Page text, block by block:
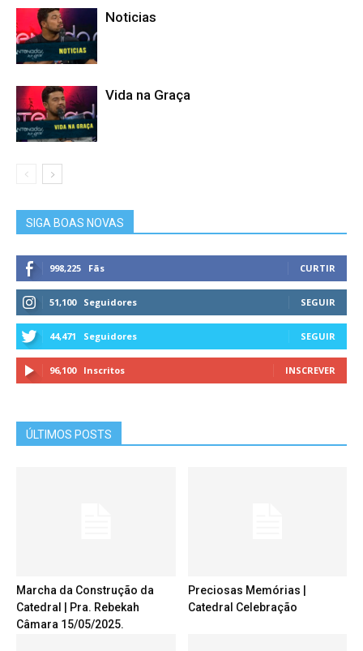
Noticias
Vida na Graça
SIGA BOAS NOVAS
998,225 Fãs CURTIR
51,100 Seguidores SEGUIR
44,471 Seguidores SEGUIR
96,100 Inscritos INSCREVER
ÚLTIMOS POSTS
Marcha da Construção da
Catedral | Pra. Rebekah
Câmara 15/05/2025.
Preciosas Memórias |
Catedral Celebração